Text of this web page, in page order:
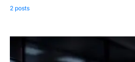
2 posts